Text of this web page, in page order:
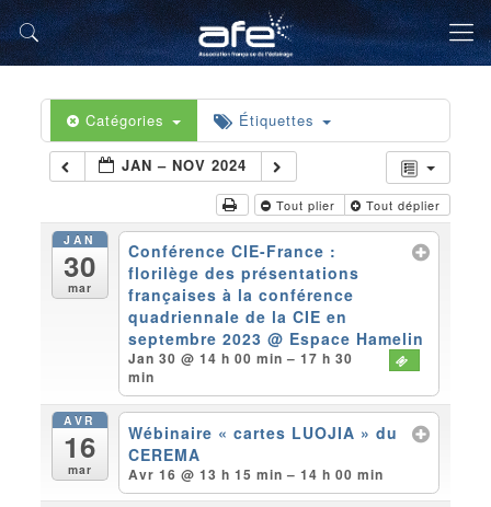
Catégories Étiquettes
JAN – NOV 2024
Tout plier Tout déplier
JAN
30
mar
Conférence CIE-France :
florilège des présentations
françaises à la conférence
quadriennale de la CIE en
septembre 2023@ Espace Hamelin
Jan 30 @ 14 h 00 min – 17 h 30
min
AVR
16
mar
Wébinaire « cartes LUOJIA » du
CEREMA
Avr 16 @ 13 h 15 min – 14 h 00 min